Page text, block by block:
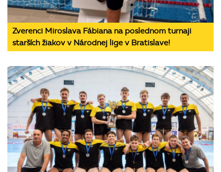
Zverenci Miroslava Fábiana na poslednom turnaji
starších žiakov v Národnej lige v Bratislave!